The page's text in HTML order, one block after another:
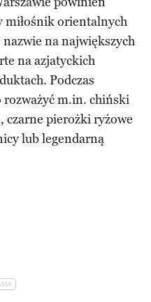
miłośnik orientalnych
na największych
na azjatyckich
Podczas
rozważyć m.in. chiński
czarne pierożki ryżowe
lub legendarną